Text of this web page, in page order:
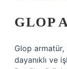
GLOP
Glop armatür,
dayanıklı ve